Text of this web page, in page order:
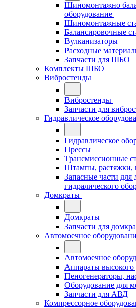
Шиномонтажно
оборудование
Шиномонтажные
Балансировочные
Вулканизаторы
Расходные
Запчасти для ШБО
Комплекты ШБО
Вибростенды
Вибростенды
Запчасти для
Гидравлическое
Гидравлическое
Прессы
Трансмиссионные
Штампы, растяжки,
Запасные части для
гидралического
Домкраты
Домкраты
Запчасти для
Автомоечное
Автомоечное
Аппараты высокого
Пеногенераторы,
Оборудование для
Запчасти для АВД
Компрессорное